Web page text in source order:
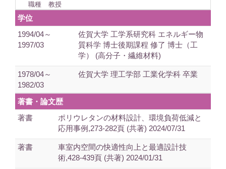
職種
教授
学位
1994/04～
1997/03
佐賀大学 工学系研究科 エネルギー物
質科学 博士後期課程 修了 博士（工
学） (高分子・繊維材料)
1978/04～
1982/03
佐賀大学 理工学部 工業化学科 卒業
著書・論文歴
著書
ポリウレタンの材料設計、環境負荷低減と
応用事例,273-282頁 (共著) 2024/07/31
著書
車室内空間の快適性向上と最適設計技
術,428-439頁 (共著) 2024/01/31